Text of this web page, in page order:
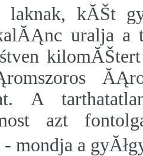
laknak, kĂŠt
uralja a
A
azt
a